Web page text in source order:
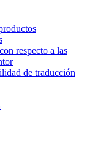
respecto a las
de traducción